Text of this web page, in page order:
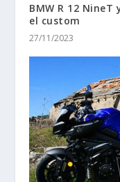
BMW R 12
el custom
27/11/2023